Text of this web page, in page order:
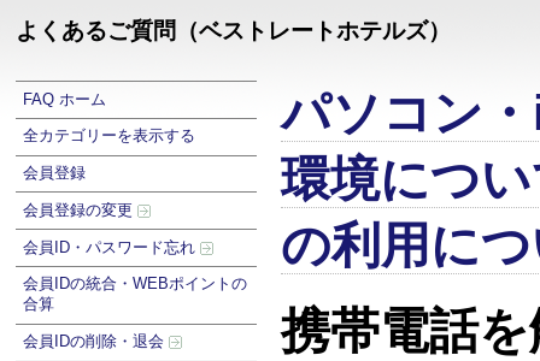
よくあるご質問（ベストレートホテルズ）
FAQ ホーム
全カテゴリーを表示する
会員登録
会員登録の変更
会員ID・パスワード忘れ
会員IDの統合・WEBポイントの
合算
会員IDの削除・退会
パソコン
環境につ
の利用に
携帯電話